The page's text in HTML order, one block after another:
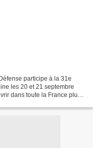
participe à la 31e
les 20 et 21 septembre
dans toute la France plus